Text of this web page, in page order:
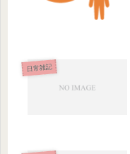
日常雑記